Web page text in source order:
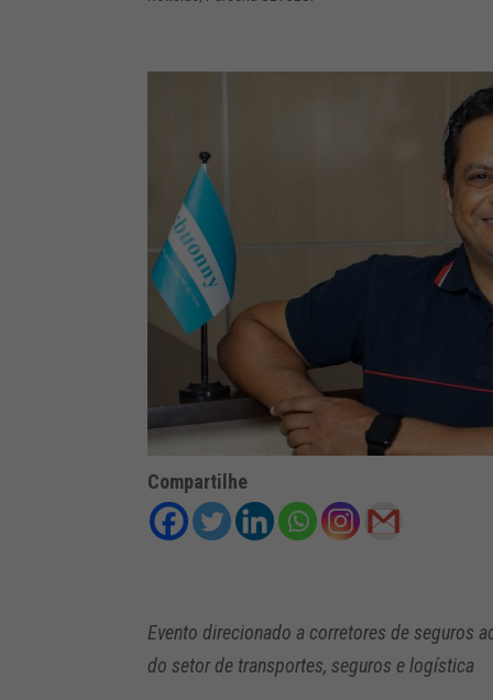
Compartilhe
Evento direcionado a corretores de seguros
do setor de transportes, seguros e logística